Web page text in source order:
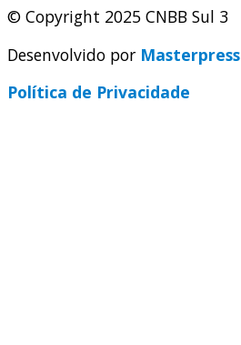
© Copyright 2025 CNBB Sul 3
Desenvolvido por Masterpress
Política de Privacidade